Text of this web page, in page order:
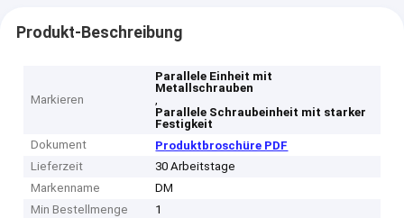
Produkt-Beschreibung
Markieren
Parallele Einheit mit
Metallschrauben
,
Parallele Schraubeinheit mit starker
Festigkeit
Dokument
Produktbroschüre PDF
Lieferzeit
30 Arbeitstage
Markenname
DM
Min Bestellmenge
1